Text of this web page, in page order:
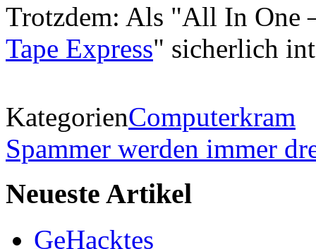
Trotzdem: Als "All In One
Tape Express" sicherlich
KategorienComputerkram
Spammer werden immer
Neueste Artikel
GeHacktes